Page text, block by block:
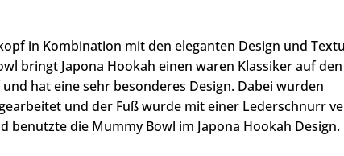
in Kombination mit den eleganten Design und
bringt Japona Hookah einen waren Klassiker auf
hat eine sehr besonderes Design. Dabei wurden
und der Fuß wurde mit einer Lederschnurr
benutzte die Mummy Bowl im Japona Hookah Design.